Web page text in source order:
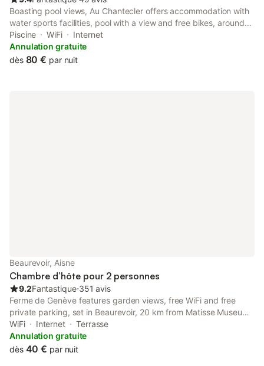
Boasting pool views, Au Chantecler offers accommodation with
water sports facilities, pool with a view and free bikes, around
29 km from Matisse Museum. Featuring a 24-hour front desk,
this property also provides guests with an outdoor fireplace.
Piscine WiFi
Internet
Annulation gratuite
dès 80 € par nuit
Beaurevoir, Aisne
Chambre d’hôte pour 2 personnes
9.2Fantastique⋅351 avis
Ferme de Genève features garden views, free WiFi and free
private parking, set in Beaurevoir, 20 km from Matisse Museum.
The property has inner courtyard views and is 21 km from Saint-
Quentin Train Station and 24 km from Train Station of Cambrai.
WiFi Internet
Terrasse
Annulation gratuite
dès 40 € par nuit